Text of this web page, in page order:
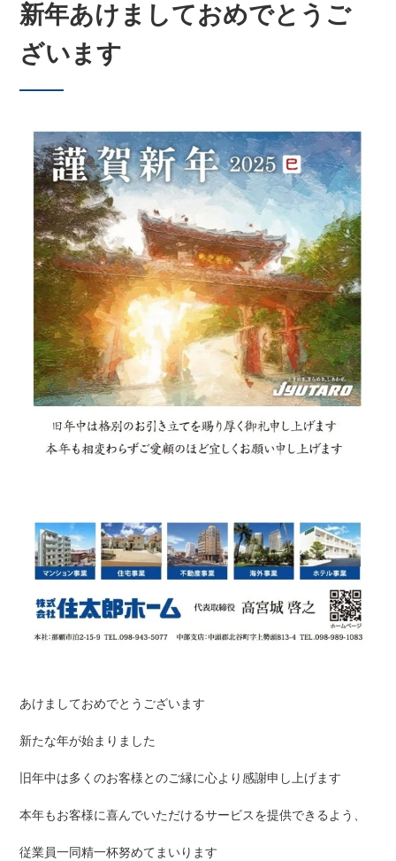
新年あけましておめでとうご
ざいます
あけましておめでとうございます
新たな年が始まりました
旧年中は多くのお客様とのご縁に心より感謝申し上げます
本年もお客様に喜んでいただけるサービスを提供できるよう、
従業員一同精一杯努めてまいります